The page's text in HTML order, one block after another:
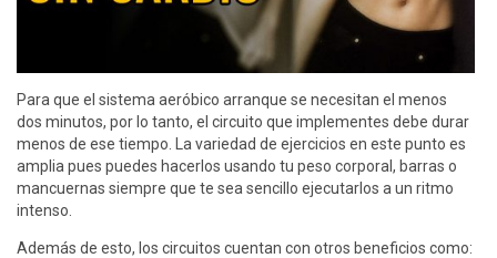
Para que el sistema aeróbico arranque se necesitan el menos
dos minutos, por lo tanto, el circuito que implementes debe durar
menos de ese tiempo. La variedad de ejercicios en este punto es
amplia pues puedes hacerlos usando tu peso corporal, barras o
mancuernas siempre que te sea sencillo ejecutarlos a un ritmo
intenso.
Además de esto, los circuitos cuentan con otros beneficios como: